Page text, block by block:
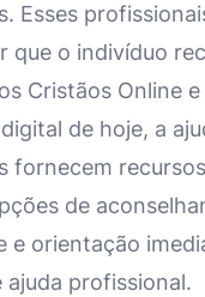
Esses
que o indivíduo
Cristãos Online
de hoje, a
fornecem
de
e orientação
ajuda profissional.